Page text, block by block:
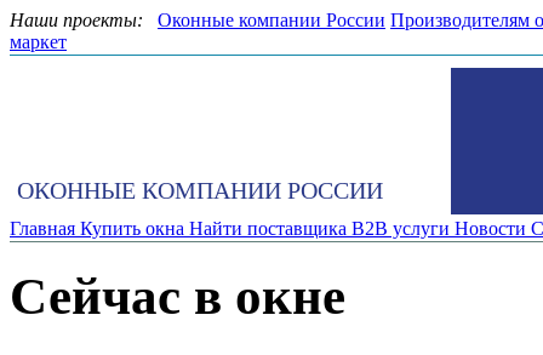
Наши проекты: Оконные компании России Производителям
маркет
ОКОННЫЕ КОМПАНИИ РОССИИ
Главная Купить окна Найти поставщика B2B услуги Новости
Сейчас в окне